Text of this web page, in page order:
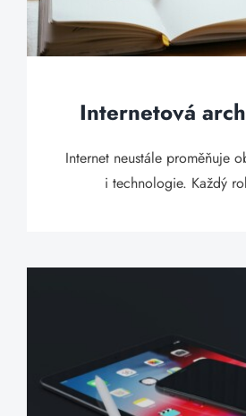
Internetová
Internet neustále proměňuje
i technologie. Každý